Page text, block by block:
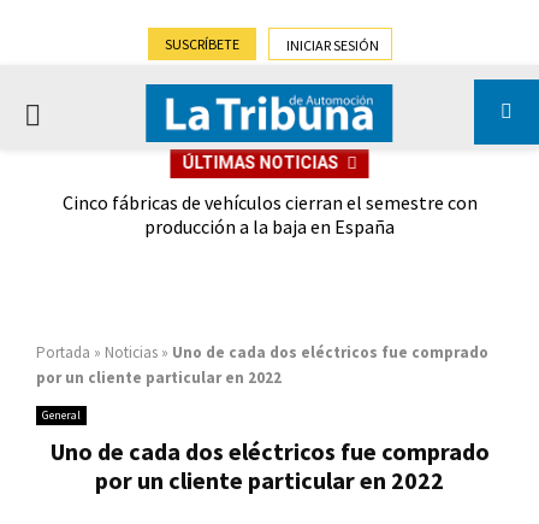
SUSCRÍBETE INICIAR SESIÓN
PRIMARY
ÚLTIMAS NOTICIAS
Cinco fábricas de vehículos cierran el semestre con
producción a la baja en España
Portada » Noticias » Uno de cada dos eléctricos fue comprado
por un cliente particular en 2022
General
Uno de cada dos eléctricos fue comprado
por un cliente particular en 2022